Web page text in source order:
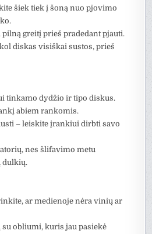
šiek tiek į šoną nuo pjovimo
greitį prieš pradedant pjauti.
diskas visiškai sustos, prieš
tinkamo dydžio ir tipo diskus.
abiem rankomis.
– leiskite įrankiui dirbti savo
nes šlifavimo metu
dulkių.
ar medienoje nėra vinių ar
su obliumi, kuris jau pasiekė